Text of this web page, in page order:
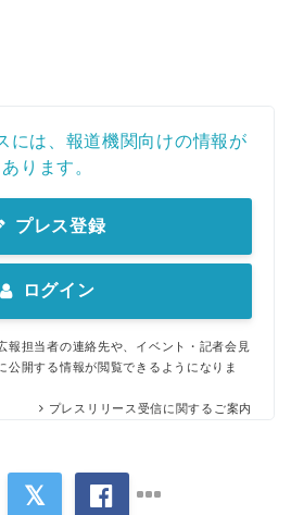
には、報道機関向けの情報が
あります。
プレス登録
ログイン
報担当者の連絡先や、イベント・記者会見
公開する情報が閲覧できるようになりま
プレスリリース受信に関するご案内